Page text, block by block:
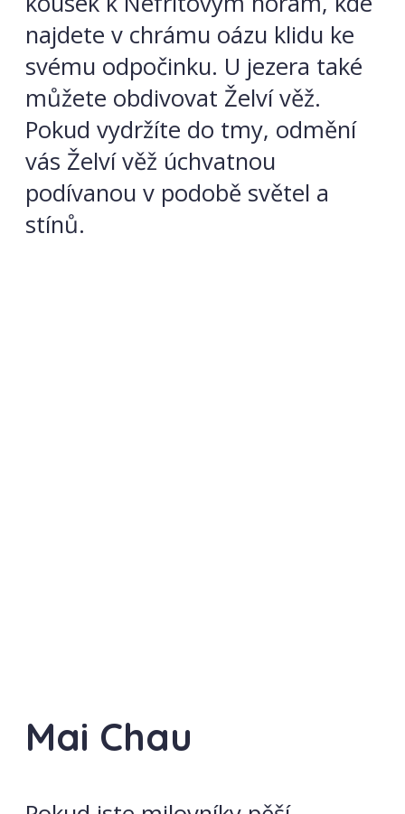
najdete v chrámu oázu klidu ke
svému odpočinku. U jezera také
můžete obdivovat Želví věž.
Pokud vydržíte do tmy, odmění
vás Želví věž úchvatnou
podívanou v podobě světel a
stínů.
Mai Chau